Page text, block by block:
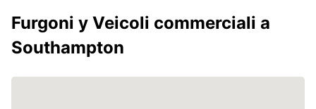
Furgoni y Veicoli commerciali a
Southampton